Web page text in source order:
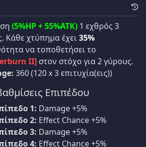
(5%HP + 55%ATK) 1 εχθρός 3
Κάθε χτύπημα έχει35%
να τοποθετήσει το
II] στον στόχο για 2 γύρους.
360 (120 x 3 επιτυχία(εις))
Επιπέδου
1: Damage +5%
2: Effect Chance +5%
3: Damage +5%
4: Effect Chance +5%